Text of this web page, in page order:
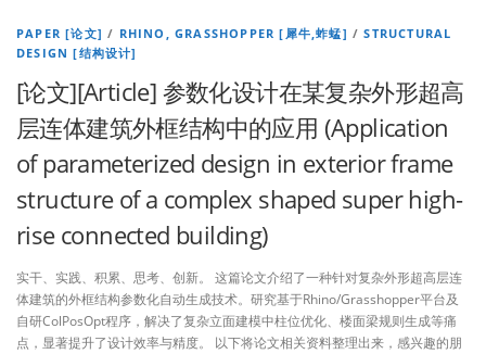
PAPER [论文] / RHINO, GRASSHOPPER [犀牛,蚱蜢] /STRUCTURAL
DESIGN [结构设计]
[论文][Article] 参数化设计在某复杂外形超高
层连体建筑外框结构中的应用 (Application
of parameterized design in exterior frame
structure of a complex shaped super high-
rise connected building)
实干、实践、积累、思考、创新。 这篇论文介绍了一种针对复杂外形超高层连
体建筑的外框结构参数化自动生成技术。研究基于Rhino/Grasshopper平台及
自研ColPosOpt程序，解决了复杂立面建模中柱位优化、楼面梁规则生成等痛
点，显著提升了设计效率与精度。 以下将论文相关资料整理出来，感兴趣的朋